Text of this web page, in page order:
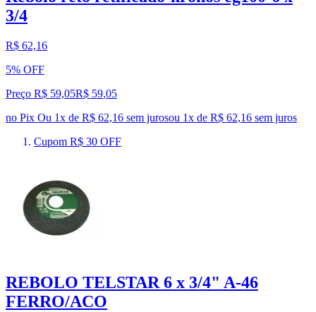
3/4
R$ 62,16
5% OFF
Preço R$ 59,05R$ 59,05
no Pix Ou 1x de R$ 62,16 sem jurosou 1x de R$ 62,16 sem juros
Cupom R$ 30 OFF
REBOLO TELSTAR 6 x 3/4" A-46
FERRO/ACO